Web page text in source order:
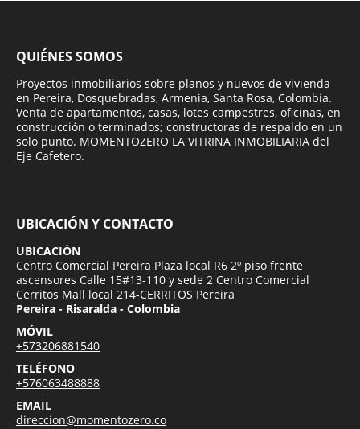
QUIÉNES SOMOS
Proyectos inmobiliarios sobre planos y nuevos de vivienda
en Pereira, Dosquebradas, Armenia, Santa Rosa, Colombia.
Venta de apartamentos, casas, lotes campestres, oficinas, en
construcción o terminados; constructoras de respaldo en un
solo punto. MOMENTOZERO LA VITRINA INMOBILIARIA del
Eje Cafetero.
UBICACIÓN Y CONTACTO
UBICACIÓN
Centro Comercial Pereira Plaza local R6 2º piso frente
ascensores Calle 15#13-110 y sede 2 Centro Comercial
Cerritos Mall local 214-CERRITOS Pereira
Pereira - Risaralda - Colombia
MÓVIL
+573206881540
TELÉFONO
+576063488888
EMAIL
direccion@momentozero.co